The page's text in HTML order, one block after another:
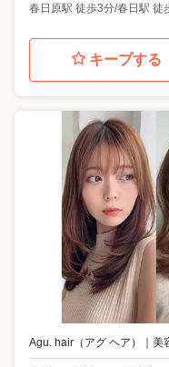
春日原駅 徒歩3分/春日駅 徒
キープする
Agu. hair（アグ ヘア） 美